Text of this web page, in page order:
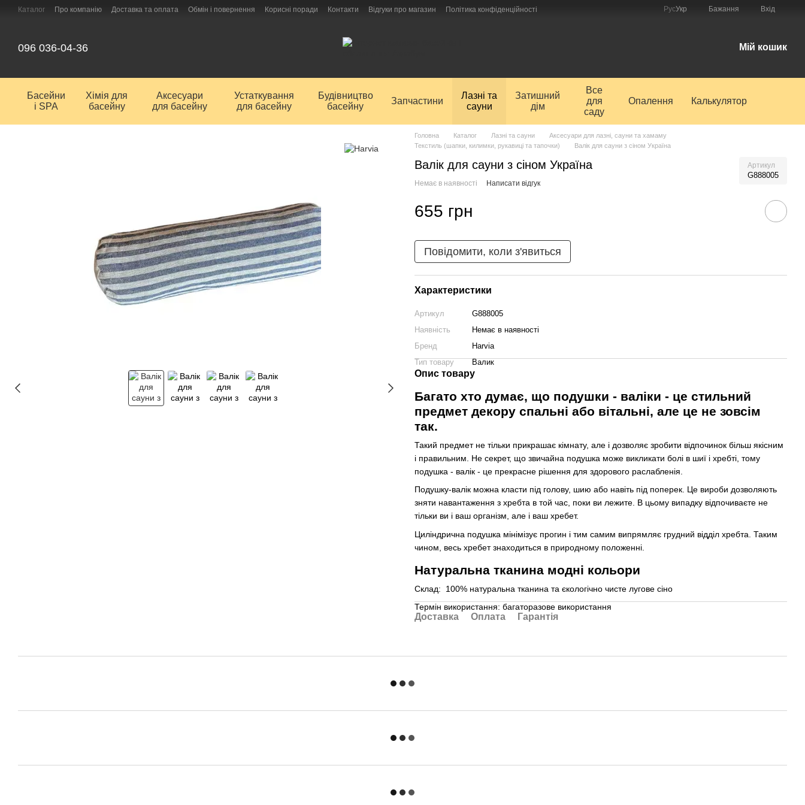
Перейти до основного контенту
Каталог Про компанію Доставка та оплата Обмін і повернення Корисні поради Контакти Відгуки про магазин Політика конфіденційності РусУкр Бажання Вхід
096 036-04-36 Мій кошик
Басейни
і SPA
Хімія для
басейну
Аксесуари
для басейну
Устаткування
для басейну
Будівництво
басейну
Запчастини
Лазні та
сауни
Затишний
дім
Все
для
саду
Опалення Калькулятор
Головна Каталог Лазні та сауни
Аксесуари для лазні, сауни та хамаму
Текстиль (шапки, килимки, рукавиці та тапочки)
Валік для сауни з сіном Україна
Валік для сауни з сіном Україна Артикул
G888005
Немає в наявності Написати відгук
655 грн
Повідомити, коли з'явиться
Характеристики
Артикул
G888005
Наявність
Немає в наявності
Бренд
Harvia
Тип товару
Валик
Опис товару
Багато хто думає, що подушки - валіки - це стильний
предмет декору спальні або вітальні, але це не зовсім
так.
Такий предмет не тільки прикрашає кімнату, але і дозволяє зробити відпочинок більш якісним
і правильним. Не секрет, що звичайна подушка може викликати болі в шиї і хребті, тому
подушка - валік - це прекрасне рішення для здорового раслабленія.
Подушку-валік можна класти під голову, шию або навіть під поперек. Це вироби дозволяють
зняти навантаження з хребта в той час, поки ви лежите. В цьому випадку відпочиваєте не
тільки ви і ваш організм, але і ваш хребет.
Циліндрична подушка мінімізує прогин і тим самим випрямляє грудний відділ хребта. Таким
чином, весь хребет знаходиться в природному положенні.
Натуральна тканина модні кольори
Склад: 100% натуральна тканина та єкологічно чисте лугове сіно
Термін використання: багаторазове використання
Доставка Оплата Гарантія